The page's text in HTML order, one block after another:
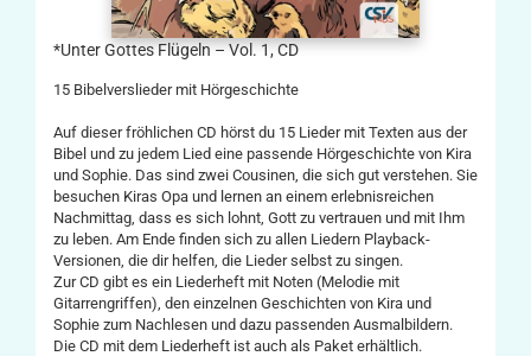
*Unter Gottes Flügeln – Vol. 1, CD
15 Bibelverslieder mit Hörgeschichte
Auf dieser fröhlichen CD hörst du 15 Lieder mit Texten aus der
Bibel und zu jedem Lied eine passende Hörgeschichte von Kira
und Sophie. Das sind zwei Cousinen, die sich gut verstehen. Sie
besuchen Kiras Opa und lernen an einem erlebnisreichen
Nachmittag, dass es sich lohnt, Gott zu vertrauen und mit Ihm
zu leben. Am Ende finden sich zu allen Liedern Playback-
Versionen, die dir helfen, die Lieder selbst zu singen.
Zur CD gibt es ein Liederheft mit Noten (Melodie mit
Gitarrengriffen), den einzelnen Geschichten von Kira und
Sophie zum Nachlesen und dazu passenden Ausmalbildern.
Die CD mit dem Liederheft ist auch als Paket erhältlich.